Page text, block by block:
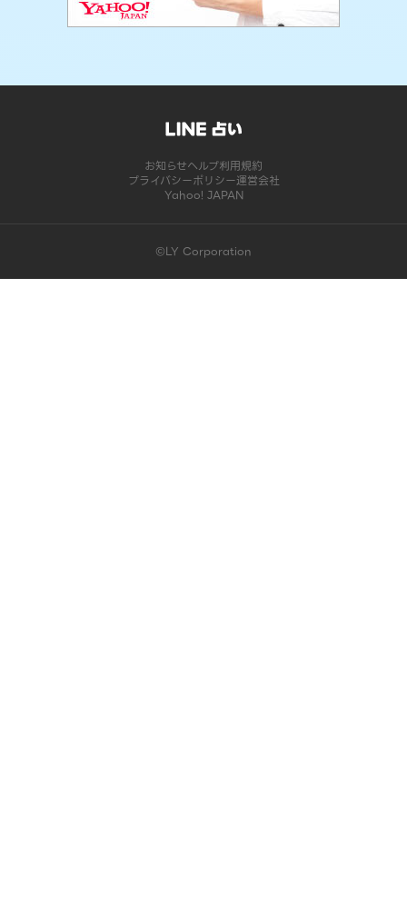
お知らせヘルプ利用規約
プライバシーポリシー運営会社
Yahoo! JAPAN
©LY Corporation
このコンテンツは掲載が終了しました | LINE占い